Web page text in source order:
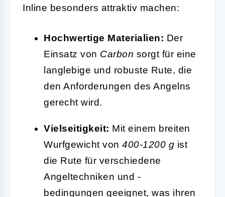
Inline besonders attraktiv machen:
Hochwertige Materialien: Der
Einsatz von Carbon sorgt für eine
langlebige und robuste Rute, die
den Anforderungen des Angelns
gerecht wird.
Vielseitigkeit: Mit einem breiten
Wurfgewicht von 400-1200 g ist
die Rute für verschiedene
Angeltechniken und -
bedingungen geeignet, was ihren